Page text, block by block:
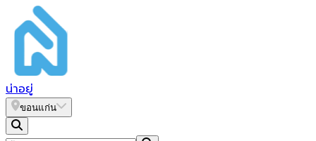
น่าอยู่
ขอนแก่น